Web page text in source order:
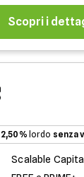
Scopri i
2,50% lordo senza
Scalable Capital